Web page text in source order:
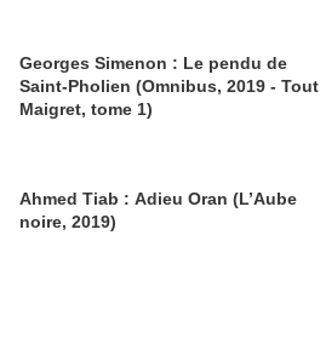
Georges Simenon : Le pendu de
Saint-Pholien (Omnibus, 2019 - Tout
Maigret, tome 1)
Ahmed Tiab : Adieu Oran (L’Aube
noire, 2019)